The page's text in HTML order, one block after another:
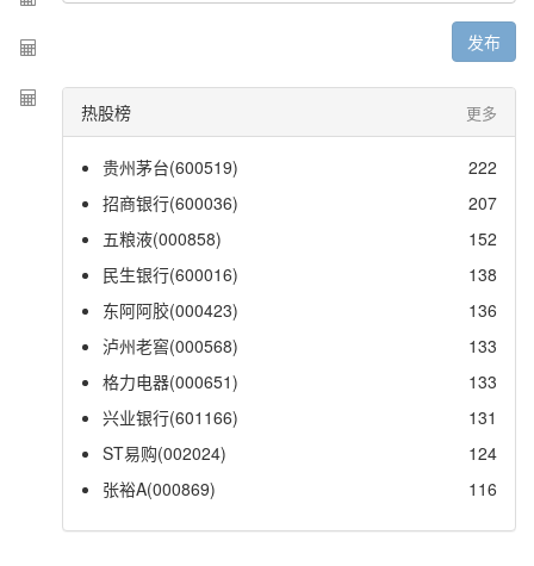
发布
热股榜 更多
贵州茅台(600519)
222
招商银行(600036)
207
五粮液(000858)
152
民生银行(600016)
138
东阿阿胶(000423)
136
泸州老窖(000568)
133
格力电器(000651)
133
兴业银行(601166)
131
ST易购(002024)
124
张裕A(000869)
116